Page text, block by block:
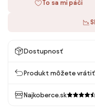
To sa mi páči
Dostupnosť
Produkt môžete vrátiť
Najkoberce.sk